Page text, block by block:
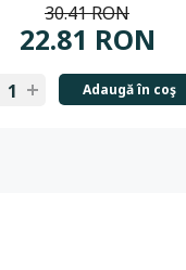
22.81 RON
30.41 RON
Adaugă în coş